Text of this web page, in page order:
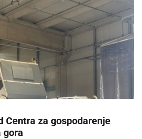
Centra za gospodarenje
gora